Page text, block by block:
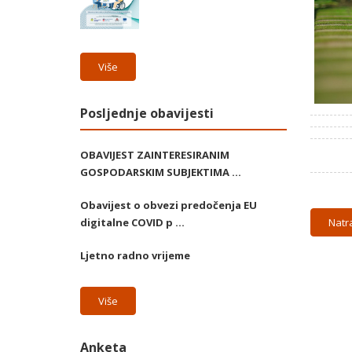
Više
Posljednje obavijesti
OBAVIJEST ZAINTERESIRANIM
GOSPODARSKIM SUBJEKTIMA ...
Obavijest o obvezi predočenja EU
digitalne COVID p ...
Ljetno radno vrijeme
Više
Anketa